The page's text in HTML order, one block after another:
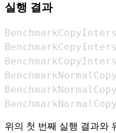
실행 결과
위의 첫 번째 실행 결과와